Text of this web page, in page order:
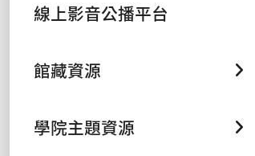
線上影音公播平台
館藏資源
學院主題資源